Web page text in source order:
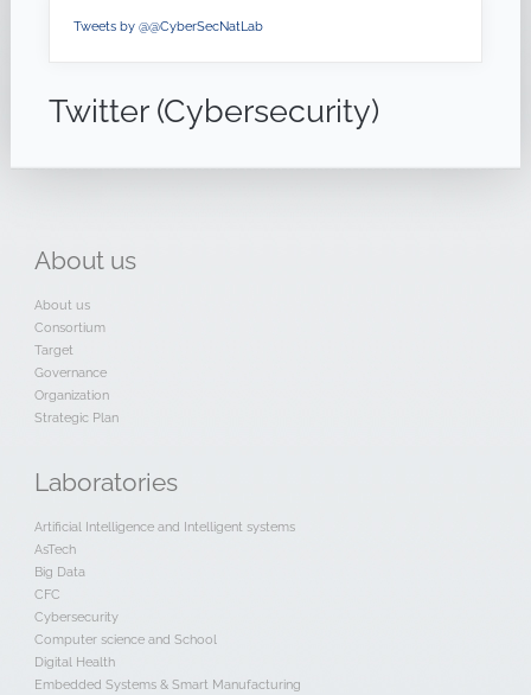
Tweets by @@CyberSecNatLab
Twitter (Cybersecurity)
About us
About us
Consortium
Target
Governance
Organization
Strategic Plan
Laboratories
Artificial Intelligence and Intelligent systems
AsTech
Big Data
CFC
Cybersecurity
Computer science and School
Digital Health
Embedded Systems & Smart Manufacturing